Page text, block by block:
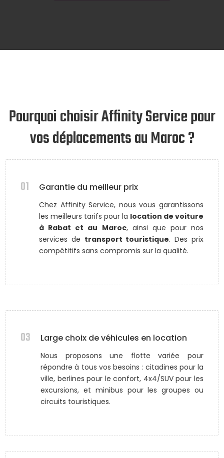
Pourquoi choisir Affinity Service pour
vos déplacements au Maroc ?
01 Garantie du meilleur prix
Chez Affinity Service, nous vous garantissons
les meilleurs tarifs pour la location de voiture
à Rabat et au Maroc, ainsi que pour nos
services de transport touristique. Des prix
compétitifs sans compromis sur la qualité.
03 Large choix de véhicules en location
Nous proposons une flotte variée pour
répondre à tous vos besoins : citadines pour la
ville, berlines pour le confort, 4x4/SUV pour les
excursions, et minibus pour les groupes ou
circuits touristiques.